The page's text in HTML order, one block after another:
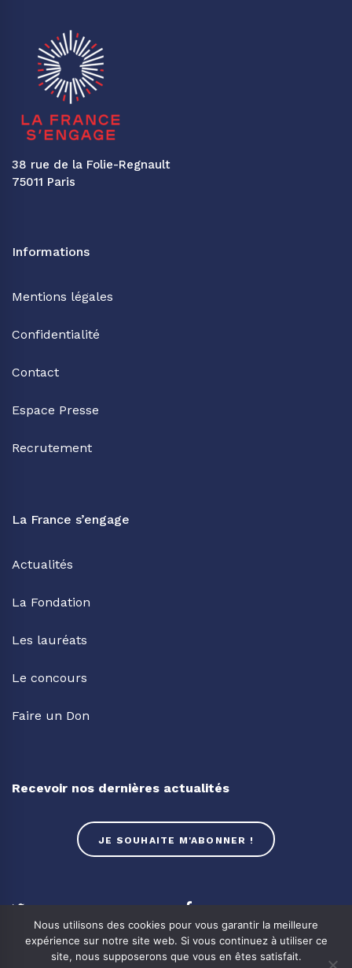
38 rue de la Folie-Regnault
75011 Paris
Informations
Mentions légales
Confidentialité
Contact
Espace Presse
Recrutement
La France s’engage
Actualités
La Fondation
Les lauréats
Le concours
Faire un Don
Recevoir nos dernières actualités
JE SOUHAITE M'ABONNER !
Twitter Facebook
Linkedin Youtube
Nous utilisons des cookies pour vous garantir la meilleure
expérience sur notre site web. Si vous continuez à utiliser ce
site, nous supposerons que vous en êtes satisfait.